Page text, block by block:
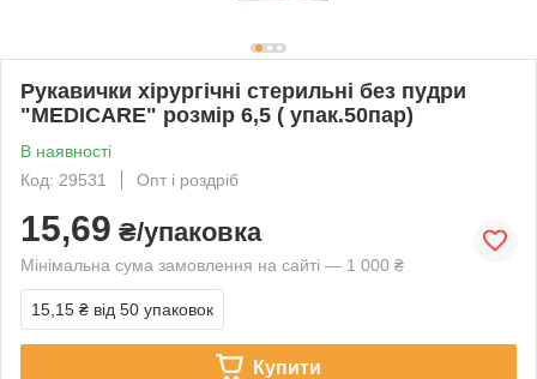
Рукавички хірургічні стерильні без пудри
"MEDICARE" розмір 6,5 ( упак.50пар)
В наявності
Код: 29531
Опт і роздріб
15,69 ₴/упаковка
Мінімальна сума замовлення на сайті — 1 000 ₴
15,15 ₴ від 50 упаковок
Купити